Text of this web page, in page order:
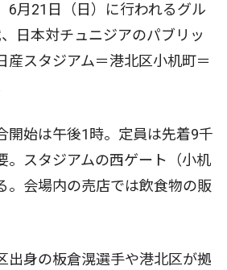
6月21日（日）に行われるグル
日本対チュニジアのパブリッ
産スタジアム＝港北区小机町＝
始は午後1時。定員は先着9千
。スタジアムの西ゲート（小机
。会場内の売店では飲食物の販
身の板倉滉選手や港北区が拠